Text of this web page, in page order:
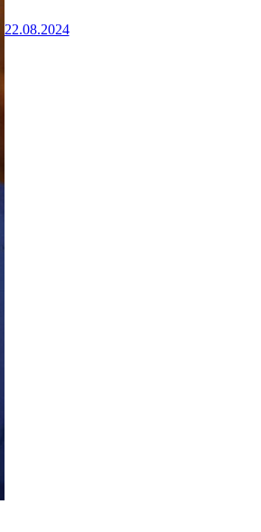
22.08.2024